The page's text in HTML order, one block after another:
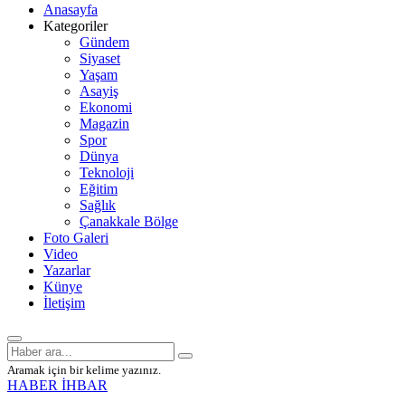
Anasayfa
Kategoriler
Gündem
Siyaset
Yaşam
Asayiş
Ekonomi
Magazin
Spor
Dünya
Teknoloji
Eğitim
Sağlık
Çanakkale Bölge
Foto Galeri
Video
Yazarlar
Künye
İletişim
Aramak için bir kelime yazınız.
HABER İHBAR